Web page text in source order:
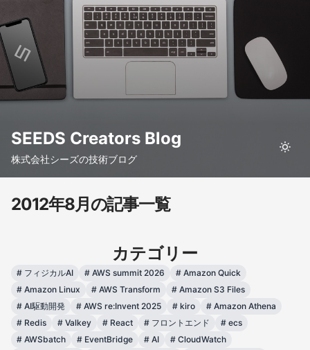
SEEDS Creators Blog
株式会社シーズの技術ブログ
2012年8月の記事一覧
カテゴリー
# フィジカルAI # AWS summit 2026 # Amazon Quick
# Amazon Linux # AWS Transform # Amazon S3 Files
# AI駆動開発 # AWS re:Invent 2025 # kiro # Amazon Athena
# Redis # Valkey # React # フロントエンド # ecs
# AWSbatch # EventBridge # AI # CloudWatch